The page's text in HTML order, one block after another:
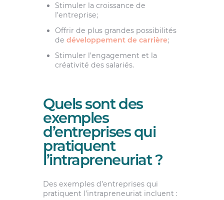
Stimuler la croissance de
l’entreprise;
Offrir de plus grandes possibilités
de développement de carrière;
Stimuler l’engagement et la
créativité des salariés.
Quels sont des
exemples
d’entreprises qui
pratiquent
l’intrapreneuriat ?
Des exemples d’entreprises qui
pratiquent l’intrapreneuriat incluent :